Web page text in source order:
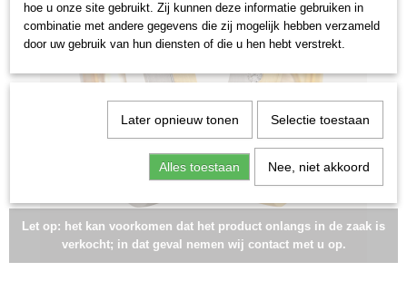
Let op: het kan voorkomen dat het product onlangs in de zaak is
verkocht; in dat geval nemen wij contact met u op.
hoe u onze site gebruikt. Zij kunnen deze informatie gebruiken in
combinatie met andere gegevens die zij mogelijk hebben verzameld
door uw gebruik van hun diensten of die u hen hebt verstrekt.
Later opnieuw tonen Selectie toestaan
Alles toestaan Nee, niet akkoord